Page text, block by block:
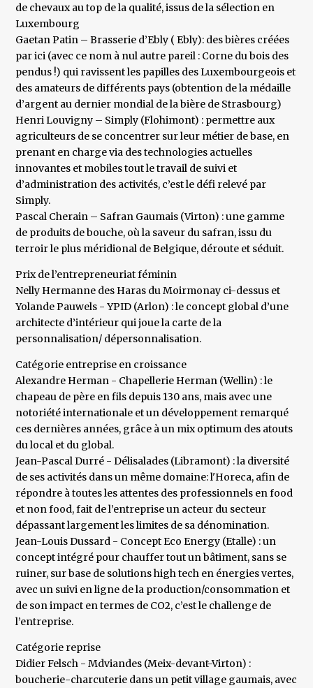
de chevaux au top de la qualité, issus de la sélection en
Luxembourg
Gaetan Patin – Brasserie d’Ebly ( Ebly): des bières créées
par ici (avec ce nom à nul autre pareil : Corne du bois des
pendus !) qui ravissent les papilles des Luxembourgeois et
des amateurs de différents pays (obtention de la médaille
d’argent au dernier mondial de la bière de Strasbourg)
Henri Louvigny – Simply (Flohimont) : permettre aux
agriculteurs de se concentrer sur leur métier de base, en
prenant en charge via des technologies actuelles
innovantes et mobiles tout le travail de suivi et
d’administration des activités, c’est le défi relevé par
Simply.
Pascal Cherain – Safran Gaumais (Virton) : une gamme
de produits de bouche, où la saveur du safran, issu du
terroir le plus méridional de Belgique, déroute et séduit.
Prix de l’entrepreneuriat féminin
Nelly Hermanne des Haras du Moirmonay ci-dessus et
Yolande Pauwels - YPID (Arlon) : le concept global d’une
architecte d’intérieur qui joue la carte de la
personnalisation/ dépersonnalisation.
Catégorie entreprise en croissance
Alexandre Herman - Chapellerie Herman (Wellin) : le
chapeau de père en fils depuis 130 ans, mais avec une
notoriété internationale et un développement remarqué
ces dernières années, grâce à un mix optimum des atouts
du local et du global.
Jean-Pascal Durré - Délisalades (Libramont) : la diversité
de ses activités dans un même domaine: l'Horeca, afin de
répondre à toutes les attentes des professionnels en food
et non food, fait de l’entreprise un acteur du secteur
dépassant largement les limites de sa dénomination.
Jean-Louis Dussard - Concept Eco Energy (Etalle) : un
concept intégré pour chauffer tout un bâtiment, sans se
ruiner, sur base de solutions high tech en énergies vertes,
avec un suivi en ligne de la production/consommation et
de son impact en termes de CO2, c’est le challenge de
l’entreprise.
Catégorie reprise
Didier Felsch - Mdviandes (Meix-devant-Virton) :
boucherie-charcuterie dans un petit village gaumais, avec